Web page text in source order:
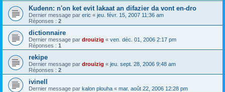
Kudenn: n'on ket evit lakaat an difazier da vont en-dro
Dernier message par eric « jeu. févr. 15, 2007 11:36 am
Réponses : 2
dictionnaire
Dernier message par drouizig « ven. déc. 01, 2006 2:17 pm
Réponses : 1
rekipe
Dernier message par drouizig « jeu. sept. 28, 2006 9:48 am
Réponses : 2
ivinell
Dernier message par kalon plouha « mar. août 22, 2006 12:28 pm